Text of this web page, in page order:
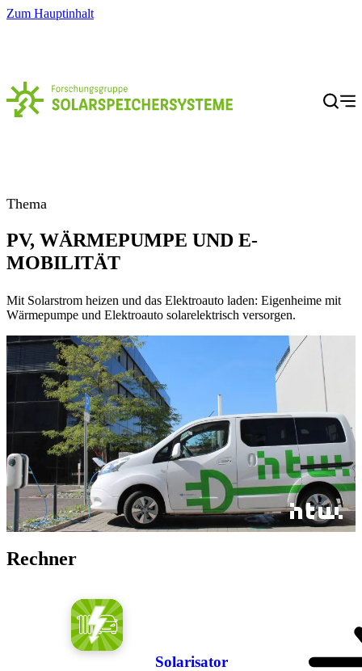
Zum Hauptinhalt
Menü
Thema
PV, WÄRMEPUMPE UND E-
MOBILITÄT
Mit Solarstrom heizen und das Elektroauto laden: Eigenheime mit
Wärmepumpe und Elektroauto solarelektrisch versorgen.
Rechner
Solarisator